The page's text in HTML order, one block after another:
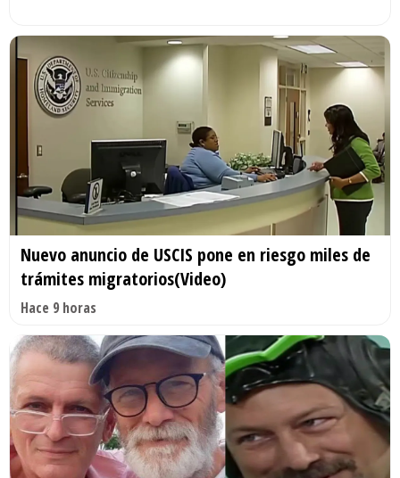
Nuevo anuncio de USCIS pone en riesgo miles de
trámites migratorios(Video)
Hace 9 horas